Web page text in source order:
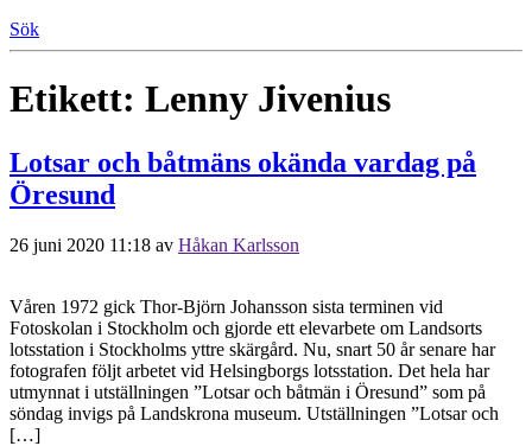
Sök
Etikett: Lenny Jivenius
Lotsar och båtmäns okända vardag på
Öresund
26 juni 2020 11:18 av Håkan Karlsson
Våren 1972 gick Thor-Björn Johansson sista terminen vid
Fotoskolan i Stockholm och gjorde ett elevarbete om Landsorts
lotsstation i Stockholms yttre skärgård. Nu, snart 50 år senare har
fotografen följt arbetet vid Helsingborgs lotsstation. Det hela har
utmynnat i utställningen ”Lotsar och båtmän i Öresund” som på
söndag invigs på Landskrona museum. Utställningen ”Lotsar och
[…]